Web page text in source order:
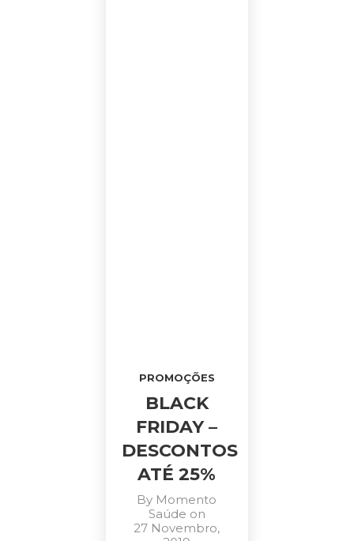
PROMOÇÕES
BLACK
FRIDAY –
DESCONTOS
ATÉ 25%
By Momento
Saúde on
27 Novembro,